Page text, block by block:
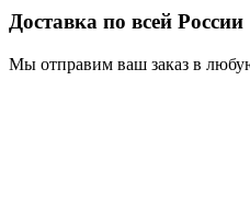
Доставка по всей России
Мы отправим ваш заказ в